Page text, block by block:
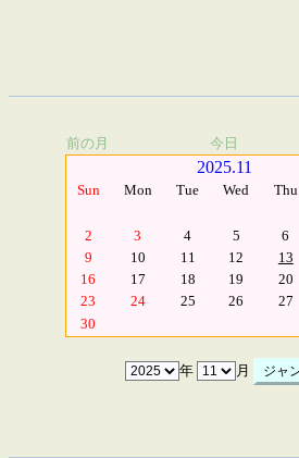
前の月 今日
2025.11
Sun Mon Tue Wed Thu
2
3 4 5 6
9
10 11 12 13
16
17 18 19 20
23
24 25 26 27
30
年 月